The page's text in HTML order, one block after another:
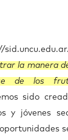
la manera
de los
sido
y jóvenes